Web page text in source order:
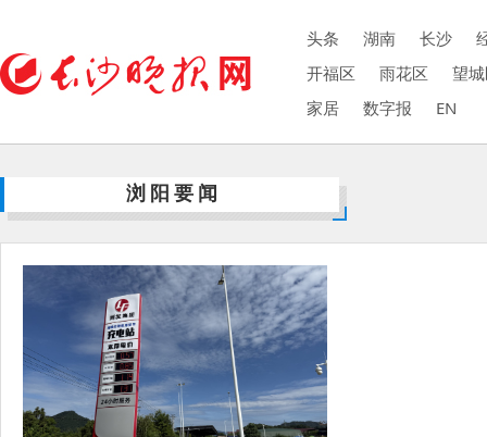
头条 湖南 长沙
开福区
雨花区
望
家居
数字报 EN
浏阳要闻